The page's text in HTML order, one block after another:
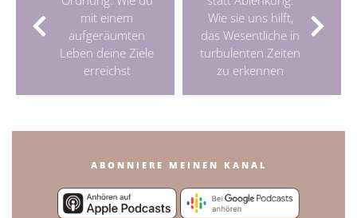
mit einem
aufgeräumten
Leben deine Ziele
erreichst
Wie sie uns hilft,
das Wesentliche in
turbulenten Zeiten
zu erkennen
ABONNIERE MEINEN KANAL